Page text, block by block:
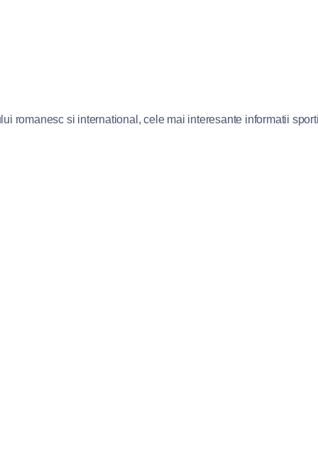
romanesc si international, cele mai interesante informatii